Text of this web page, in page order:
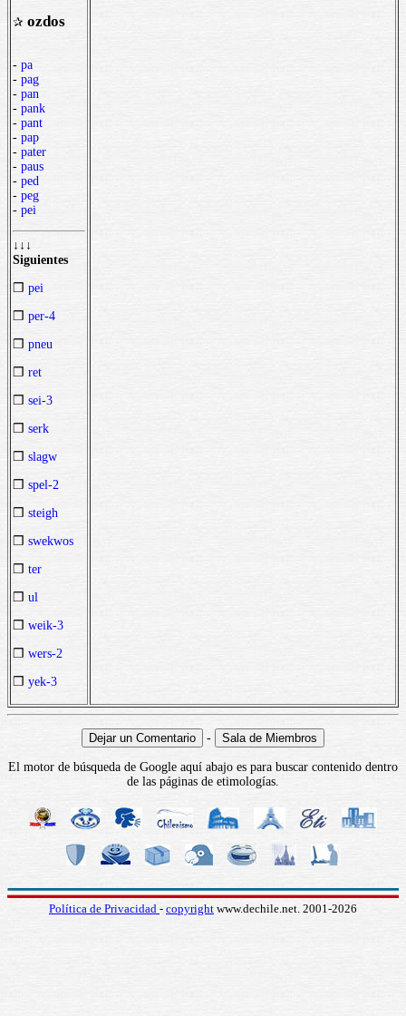
✰ ozdos
- pa
- pag
- pan
- pank
- pant
- pap
- pater
- paus
- ped
- peg
- pei
↓↓↓
Siguientes
❒ pei
❒ per-4
❒ pneu
❒ ret
❒ sei-3
❒ serk
❒ slagw
❒ spel-2
❒ steigh
❒ swekwos
❒ ter
❒ ul
❒ weik-3
❒ wers-2
❒ yek-3
-
El motor de búsqueda de Google aquí abajo es para buscar contenido dentro
de las páginas de etimologías.
Política de Privacidad - copyright www.dechile.net. 2001-2026